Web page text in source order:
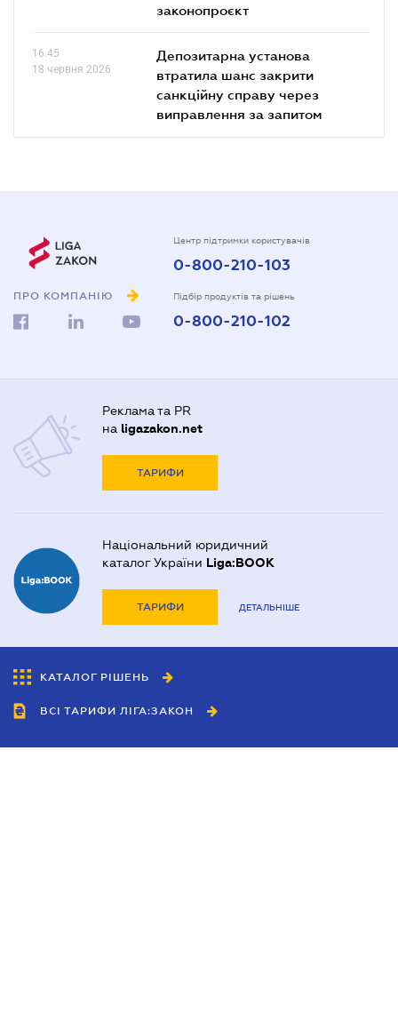
законопроєкт
16.45
18 червня 2026
Депозитарна установа
втратила шанс закрити
санкційну справу через
виправлення за запитом
ПРО КОМПАНІЮ
Центр підтримки користувачів
0-800-210-103
Підбір продуктів та рішень
0-800-210-102
Реклама та PR
на ligazakon.net
ТАРИФИ
Національний юридичний
каталог України Liga:BOOK
ТАРИФИ ДЕТАЛЬНІШЕ
КАТАЛОГ РІШЕНЬ
ВСІ ТАРИФИ ЛІГА:ЗАКОН